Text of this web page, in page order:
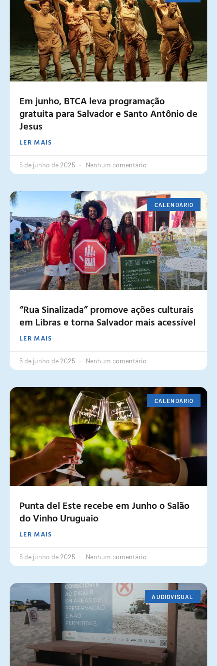
Em junho, BTCA leva programação
gratuita para Salvador e Santo Antônio de
Jesus
LER MAIS
5 de junho de 2025 Nenhum comentário
CALENDÁRIO
“Rua Sinalizada” promove ações culturais
em Libras e torna Salvador mais acessível
LER MAIS
5 de junho de 2025 Nenhum comentário
CALENDÁRIO
Punta del Este recebe em Junho o Salão
do Vinho Uruguaio
LER MAIS
5 de junho de 2025 Nenhum comentário
AUDIOVISUAL